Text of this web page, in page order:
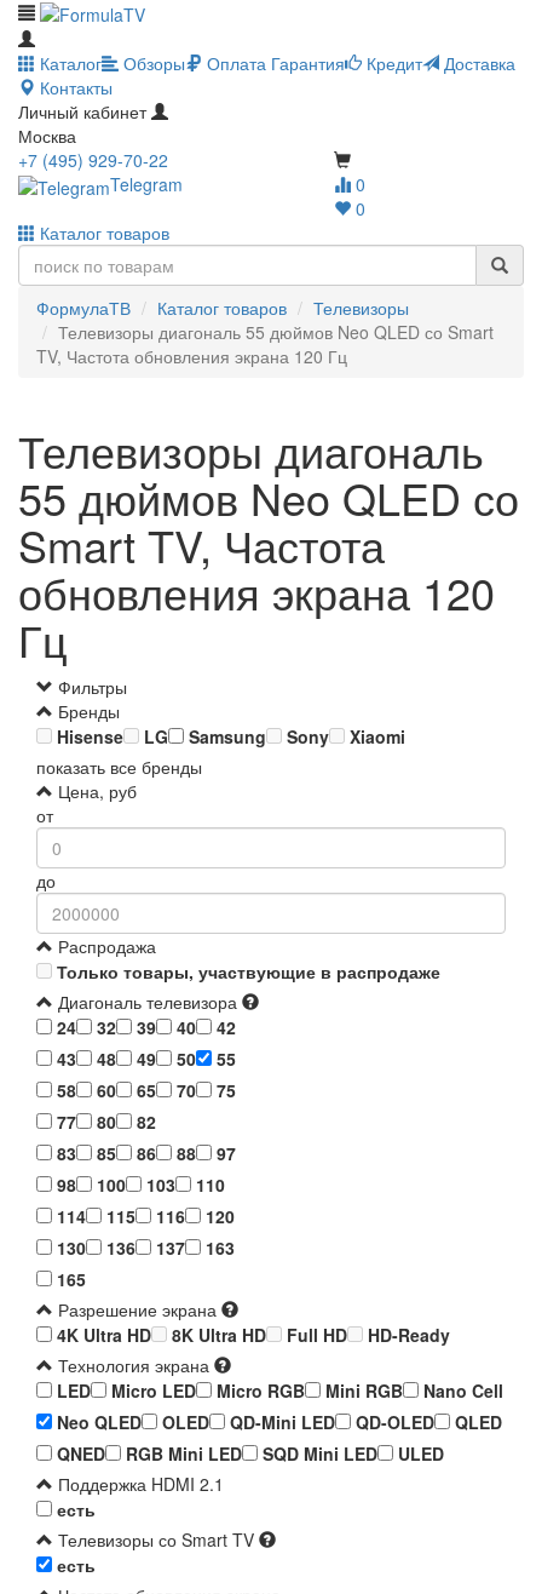
Каталог Обзоры Оплата Гарантия Кредит
Доставка
Контакты
Личный кабинет
Москва
0
0
+7 (495) 929-70-22
Telegram
Каталог товаров
ФормулаТВ Каталог товаров
Телевизоры
Телевизоры диагональ 55 дюймов Neo QLED со Smart
TV, Частота обновления экрана 120 Гц
Телевизоры диагональ
55 дюймов Neo QLED со
Smart TV, Частота
обновления экрана 120
Гц
Фильтры
Бренды
Hisense
LG Samsung Sony
Xiaomi
показать все бренды
Цена, руб
от
до
Распродажа
Только товары, участвующие в распродаже
Диагональ телевизора
24
32 39 40
42
43
48 49 50
55
58
60 65 70
75
77
80
82
83
85 86 88
97
98
100 103
110
114
115 116
120
130
136 137
163
165
Разрешение экрана
4K Ultra HD
8K Ultra HD Full HD
HD-Ready
Технология экрана
LED
Micro LED Micro RGB Mini RGB
Nano Cell
Neo QLED
OLED QD-Mini LED QD-OLED
QLED
QNED
RGB Mini LED SQD Mini LED
ULED
Поддержка HDMI 2.1
есть
Телевизоры со Smart TV
есть